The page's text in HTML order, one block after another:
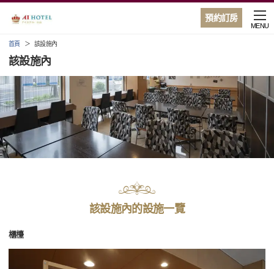
預約訂房
MENU
首頁 該設施內
該設施內
該設施內的設施一覽
櫃檯